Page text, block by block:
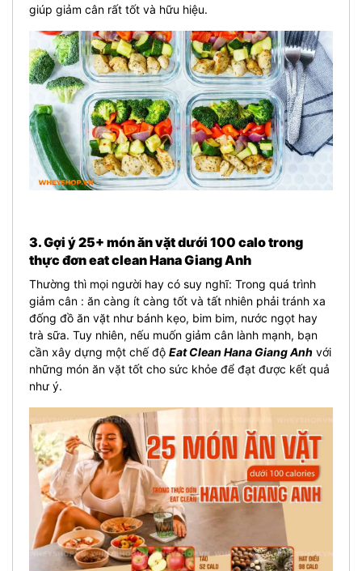
giúp giảm cân rất tốt và hữu hiệu.
3. Gợi ý 25+ món ăn vặt dưới 100 calo trong
thực đơn eat clean Hana Giang Anh
Thường thì mọi người hay có suy nghĩ: Trong quá trình
giảm cân : ăn càng ít càng tốt và tất nhiên phải tránh xa
đống đồ ăn vặt như bánh kẹo, bim bim, nước ngọt hay
trà sữa. Tuy nhiên, nếu muốn giảm cân lành mạnh, bạn
cần xây dựng một chế độ Eat Clean Hana Giang Anh với
những món ăn vặt tốt cho sức khỏe để đạt được kết quả
như ý.